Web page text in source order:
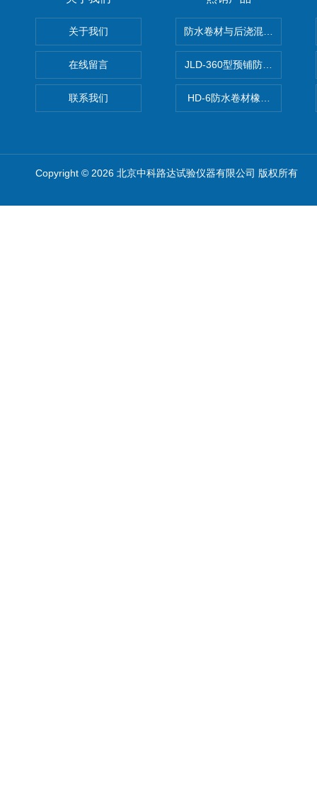
关于我们
在线留言
联系我们
防水卷材与后浇混凝土剥离强
JLD-360型预铺防水卷材抗冲
HD-6防水卷材橡胶测厚仪
Copyright © 2026 北京中科路达试验仪器有限公司 版权所有